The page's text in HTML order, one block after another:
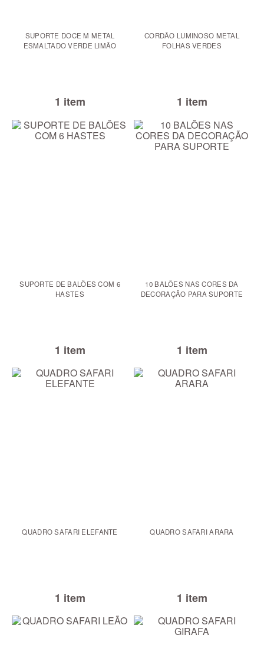
SUPORTE DOCE M METAL
ESMALTADO VERDE LIMÃO
1 item
CORDÃO LUMINOSO METAL
FOLHAS VERDES
1 item
SUPORTE DE BALÕES COM 6
HASTES
1 item
10 BALÕES NAS CORES DA
DECORAÇÃO PARA SUPORTE
1 item
QUADRO SAFARI ELEFANTE
1 item
QUADRO SAFARI ARARA
1 item